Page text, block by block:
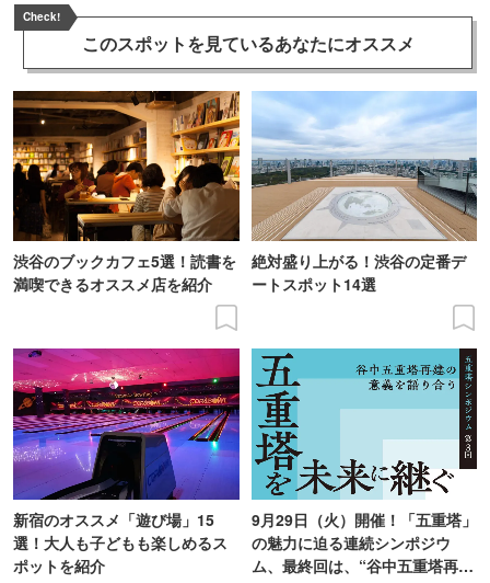
Check!
このスポットを見ているあなたにオススメ
渋谷のブックカフェ5選！読書を
満喫できるオススメ店を紹介
絶対盛り上がる！渋谷の定番デ
ートスポット14選
新宿のオススメ「遊び場」15
選！大人も子どもも楽しめるス
ポットを紹介
9月29日（火）開催！「五重塔」
の魅力に迫る連続シンポジウ
ム、最終回は、“谷中五重塔再建